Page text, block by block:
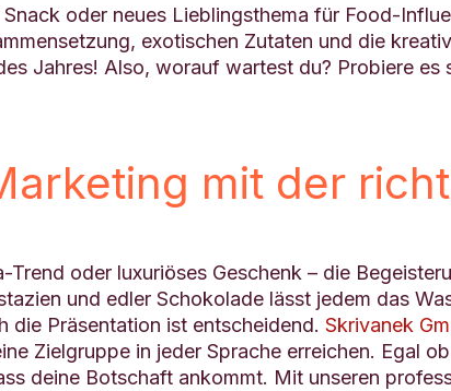
oder neues Lieblingsthema für Food-
exotischen Zutaten und die
Jahres! Also, worauf wartest du? Probiere
mit der
oder luxuriöses Geschenk – die
und edler Schokolade lässt jedem das
die Präsentation ist entscheidend. Skrivanek
Zielgruppe in jeder Sprache erreichen. Egal
deine Botschaft ankommt. Mit unseren